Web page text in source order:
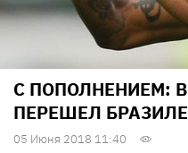
С ПОПОЛНЕНИЕМ:
ПЕРЕШЕЛ
05 Июня 2018 11:40